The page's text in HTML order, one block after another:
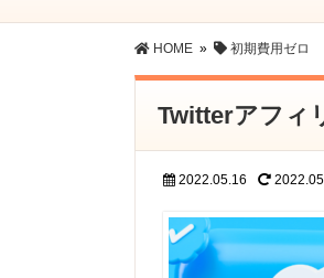
HOME » 初期費用ゼロ
Twitterアフィ
2022.05.16